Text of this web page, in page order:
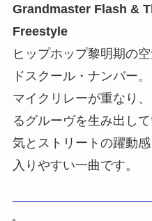
Grandmaster Flash &
Freestyle
ヒップホップ黎明期の
ドスクール・ナンバー
マイクリレーが重なり
るグルーヴを生み出し
気とストリートの躍動
入りやすい一曲です。